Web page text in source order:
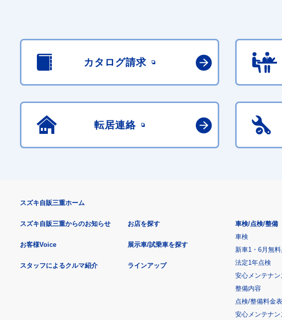
カタログ請求
転居連絡
スズキ自販三重ホーム
スズキ自販三重からのお知らせ
お客様Voice
スタッフによるクルマ紹介
お店を探す
展示車/試乗車を探す
ラインアップ
車検/点検/整備
車検
新車1・6月無
法定1年点検
安心メンテナン
整備内容
点検/整備料金表
安心メンテナ